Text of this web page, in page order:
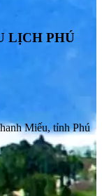
LỊCH PHÚ
Miếu, tỉnh Phú